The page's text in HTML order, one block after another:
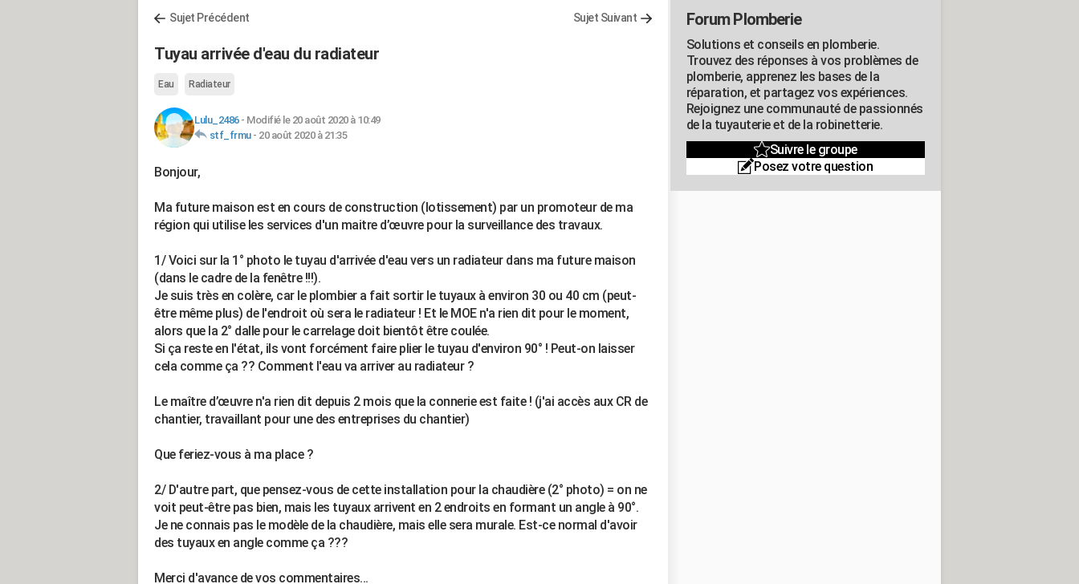
Sujet Précédent Sujet Suivant
Tuyau arrivée d'eau du radiateur
Eau Radiateur
Lulu_2486- Modifié le 20 août 2020 à 10:49
stf_frmu- 20 août 2020 à 21:35
Bonjour,
Ma future maison est en cours de construction (lotissement) par un promoteur de ma
région qui utilise les services d'un maitre d’œuvre pour la surveillance des travaux.
1/ Voici sur la 1° photo le tuyau d'arrivée d'eau vers un radiateur dans ma future maison
(dans le cadre de la fenêtre !!!).
Je suis très en colère, car le plombier a fait sortir le tuyaux à environ 30 ou 40 cm (peut-
être même plus) de l'endroit où sera le radiateur ! Et le MOE n'a rien dit pour le moment,
alors que la 2° dalle pour le carrelage doit bientôt être coulée.
Si ça reste en l'état, ils vont forcément faire plier le tuyau d'environ 90° ! Peut-on laisser
cela comme ça ?? Comment l'eau va arriver au radiateur ?
Le maître d’œuvre n'a rien dit depuis 2 mois que la connerie est faite ! (j'ai accès aux CR de
chantier, travaillant pour une des entreprises du chantier)
Que feriez-vous à ma place ?
2/ D'autre part, que pensez-vous de cette installation pour la chaudière (2° photo) = on ne
voit peut-être pas bien, mais les tuyaux arrivent en 2 endroits en formant un angle à 90°.
Je ne connais pas le modèle de la chaudière, mais elle sera murale. Est-ce normal d'avoir
des tuyaux en angle comme ça ???
Merci d'avance de vos commentaires...
Forum Plomberie
Solutions et conseils en plomberie.
Trouvez des réponses à vos problèmes de
plomberie, apprenez les bases de la
réparation, et partagez vos expériences.
Rejoignez une communauté de passionnés
de la tuyauterie et de la robinetterie.
Suivre le groupe
Posez votre question